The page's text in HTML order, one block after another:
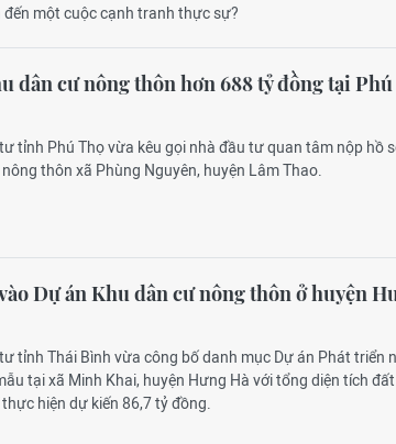
một cuộc cạnh tranh thực sự?
dân cư nông thôn hơn 688 tỷ đồng tại
tỉnh Phú Thọ vừa kêu gọi nhà đầu tư quan tâm nộp hồ
thôn xã Phùng Nguyên, huyện Lâm Thao.
Dự án Khu dân cư nông thôn ở huyện
tỉnh Thái Bình vừa công bố danh mục Dự án Phát triển
tại xã Minh Khai, huyện Hưng Hà với tổng diện tích
hiện dự kiến 86,7 tỷ đồng.